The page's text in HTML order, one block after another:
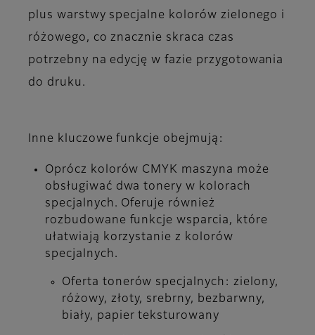
plus warstwy specjalne kolorów zielonego i
różowego, co znacznie skraca czas
potrzebny na edycję w fazie przygotowania
do druku.
Inne kluczowe funkcje obejmują:
Oprócz kolorów CMYK maszyna może
obsługiwać dwa tonery w kolorach
specjalnych. Oferuje również
rozbudowane funkcje wsparcia, które
ułatwiają korzystanie z kolorów
specjalnych.
Oferta tonerów specjalnych: zielony,
różowy, złoty, srebrny, bezbarwny,
biały, papier teksturowany